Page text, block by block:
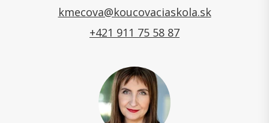
kmecova@koucovaciaskola.sk
+421 911 75 58 87